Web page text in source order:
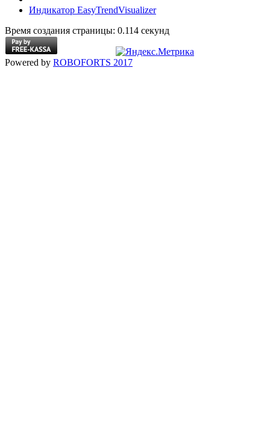
Индикатор EasyTrendVisualizer
Время создания страницы: 0.114 секунд
Powered by ROBOFORTS 2017